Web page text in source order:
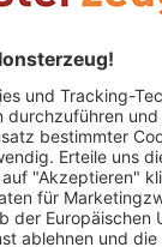
CHF 24.95